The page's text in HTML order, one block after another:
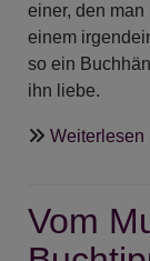
einer, den
einem
so ein
ihn liebe.
Weiterlesen
Vom